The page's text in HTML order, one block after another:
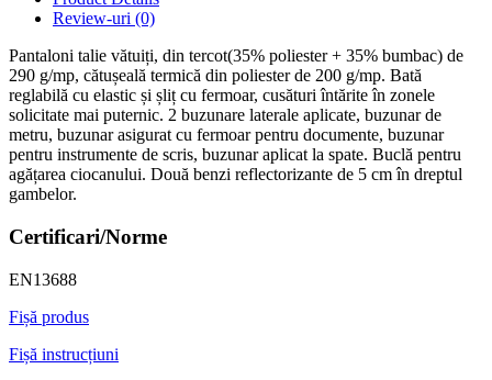
Review-uri (0)
Pantaloni talie vătuiți, din tercot(35% poliester + 35% bumbac) de
290 g/mp, cătușeală termică din poliester de 200 g/mp. Bată
reglabilă cu elastic și șliț cu fermoar, cusături întărite în zonele
solicitate mai puternic. 2 buzunare laterale aplicate, buzunar de
metru, buzunar asigurat cu fermoar pentru documente, buzunar
pentru instrumente de scris, buzunar aplicat la spate. Buclă pentru
agățarea ciocanului. Două benzi reflectorizante de 5 cm în dreptul
gambelor.
Certificari/Norme
EN13688
Fișă produs
Fișă instrucțiuni